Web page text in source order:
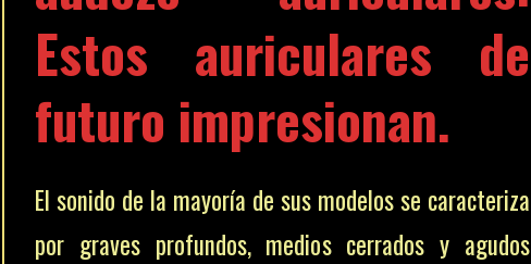
Estos auriculares de
futuro impresionan.
El sonido de la mayoría de sus modelos se caracteriza
por graves profundos, medios cerrados y agudos